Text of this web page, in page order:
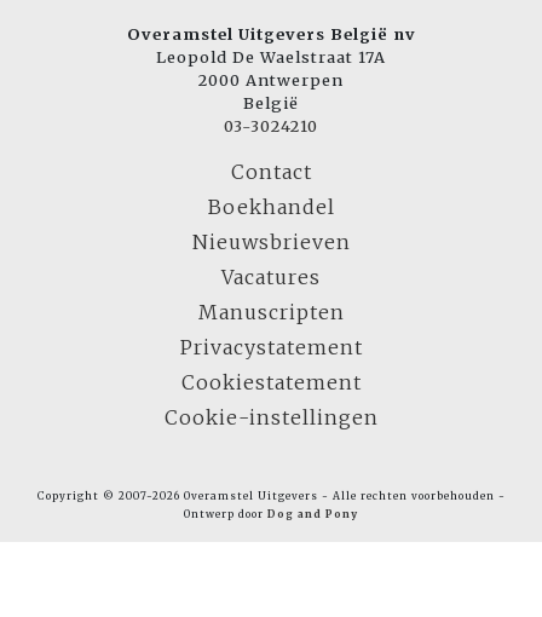
Overamstel Uitgevers België nv
Leopold De Waelstraat 17A
2000 Antwerpen
België
03-3024210
Contact
Boekhandel
Nieuwsbrieven
Vacatures
Manuscripten
Privacystatement
Cookiestatement
Cookie-instellingen
Copyright © 2007-2026 Overamstel Uitgevers - Alle rechten voorbehouden -
Ontwerp door Dog and Pony